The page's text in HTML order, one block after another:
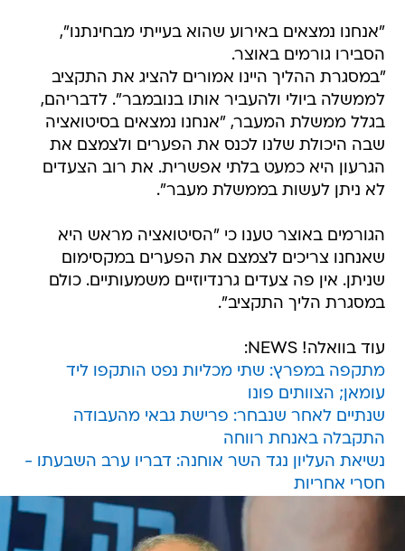
"אנחנו נמצאים באירוע שהוא בעייתי מבחינתנו",
הסבירו גורמים באוצר.
"במסגרת ההליך היינו אמורים להציג את התקציב
לממשלה ביולי ולהעביר אותו בנובמבר". לדבריהם,
בגלל ממשלת המעבר, "אנחנו נמצאים בסיטואציה
שבה היכולת שלנו לכנס את הפערים ולצמצם את
הגרעון היא כמעט בלתי אפשרית. את רוב הצעדים
לא ניתן לעשות בממשלת מעבר".
הגורמים באוצר טענו כי "הסיטואציה מראש היא
שאנחנו צריכים לצמצם את הפערים במקסימום
שניתן. אין פה צעדים גרנדיוזיים משמעותיים. כולם
במסגרת הליך התקציב".
עוד בוואלה! NEWS:
מתקפה במפרץ: שתי מכליות נפט הותקפו ליד
עומאן; הצוותים פונו
שנתיים לאחר שנבחר: פרישת גבאי מהעבודה
התקבלה באנחת רווחה
נשיאת העליון נגד השר אוחנה: דבריו ערב השבעתו -
חסרי אחריות